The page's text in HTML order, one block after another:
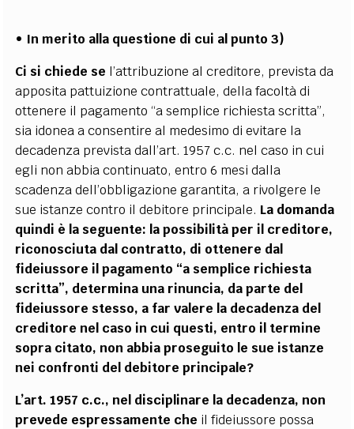
• In merito alla questione di cui al punto 3)
Ci si chiede se l’attribuzione al creditore, prevista da
apposita pattuizione contrattuale, della facoltà di
ottenere il pagamento “a semplice richiesta scritta”,
sia idonea a consentire al medesimo di evitare la
decadenza prevista dall’art. 1957 c.c. nel caso in cui
egli non abbia continuato, entro 6 mesi dalla
scadenza dell’obbligazione garantita, a rivolgere le
sue istanze contro il debitore principale. La domanda
quindi è la seguente: la possibilità per il creditore,
riconosciuta dal contratto, di ottenere dal
fideiussore il pagamento “a semplice richiesta
scritta”, determina una rinuncia, da parte del
fideiussore stesso, a far valere la decadenza del
creditore nel caso in cui questi, entro il termine
sopra citato, non abbia proseguito le sue istanze
nei confronti del debitore principale?
L’art. 1957 c.c., nel disciplinare la decadenza, non
prevede espressamente che il fideiussore possa